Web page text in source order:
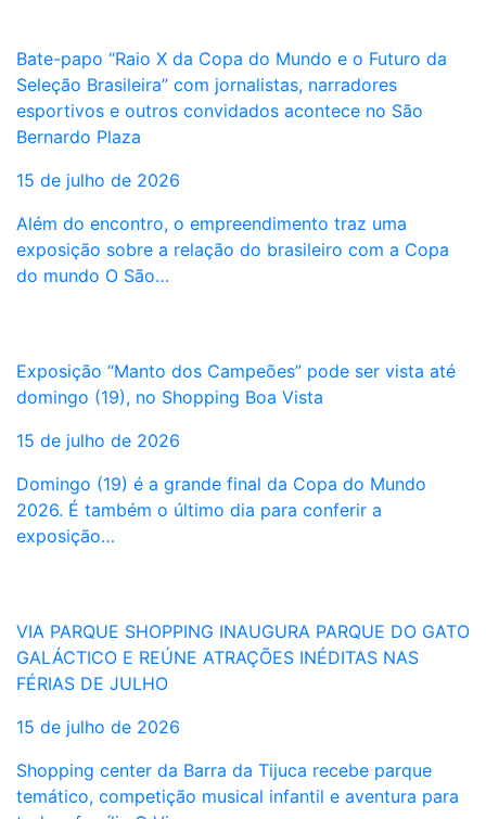
Bate-papo “Raio X da Copa do Mundo e o Futuro da
Seleção Brasileira” com jornalistas, narradores
esportivos e outros convidados acontece no São
Bernardo Plaza
15 de julho de 2026
Além do encontro, o empreendimento traz uma
exposição sobre a relação do brasileiro com a Copa
do mundo O São…
Exposição “Manto dos Campeões” pode ser vista até
domingo (19), no Shopping Boa Vista
15 de julho de 2026
Domingo (19) é a grande final da Copa do Mundo
2026. É também o último dia para conferir a
exposição…
VIA PARQUE SHOPPING INAUGURA PARQUE DO GATO
GALÁCTICO E REÚNE ATRAÇÕES INÉDITAS NAS
FÉRIAS DE JULHO
15 de julho de 2026
Shopping center da Barra da Tijuca recebe parque
temático, competição musical infantil e aventura para